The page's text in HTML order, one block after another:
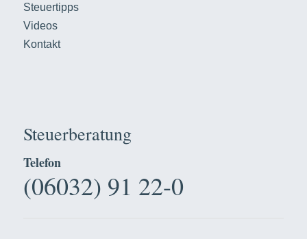
Steuertipps
Videos
Kontakt
Steuerberatung
Telefon
(06032) 91 22-0